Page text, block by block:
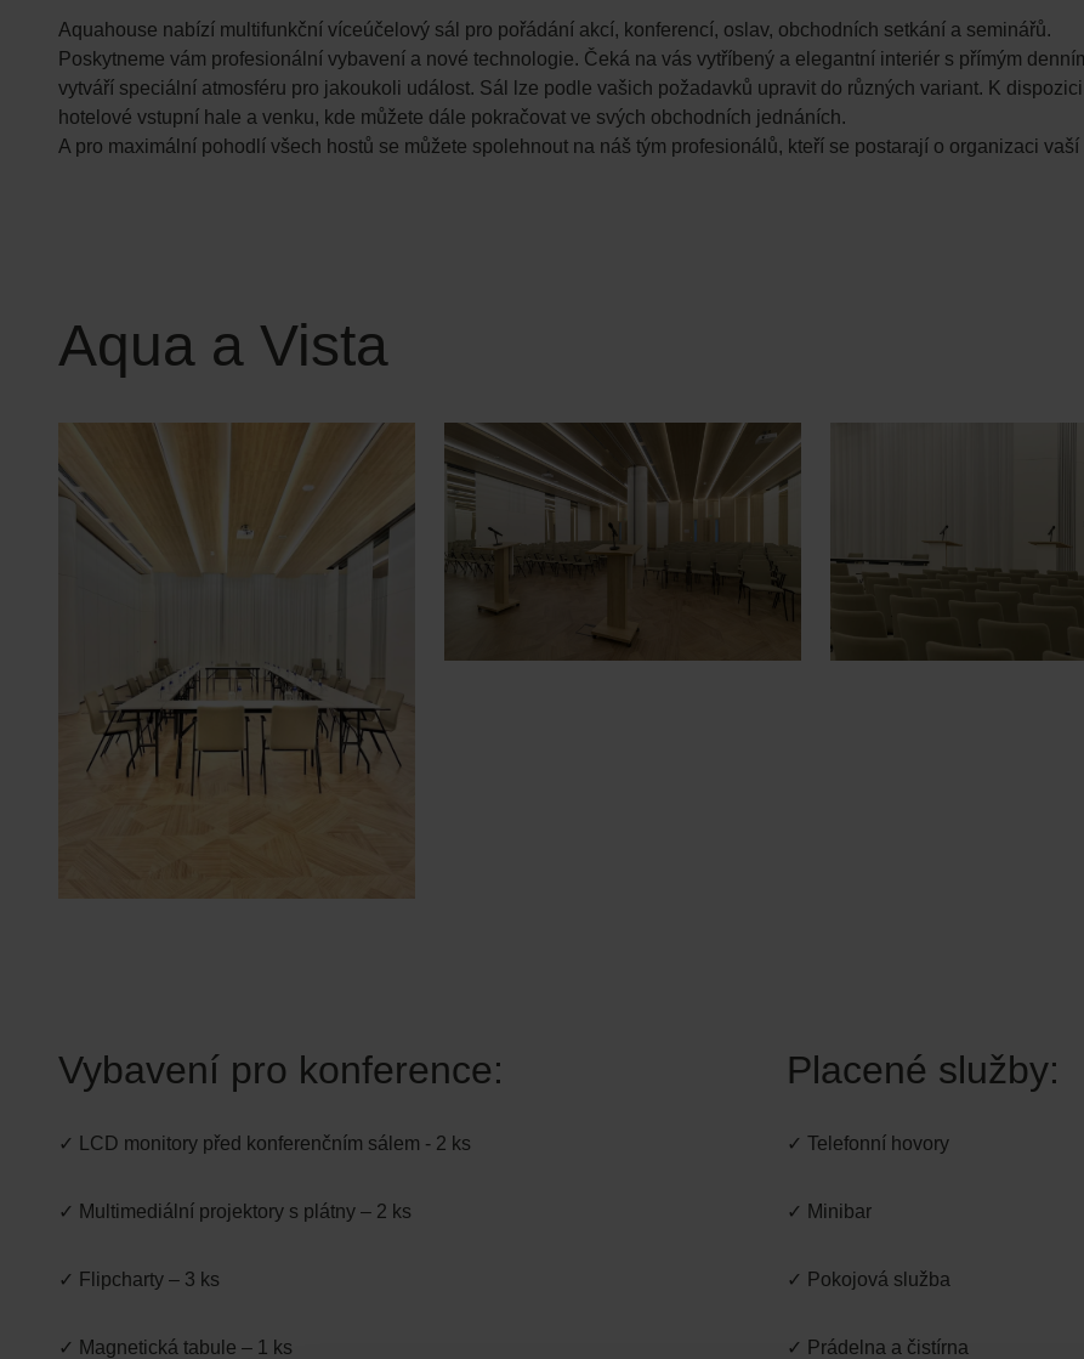
Aquahouse nabízí multifunkční víceúčelový sál pro pořádání akcí, konferencí, oslav, obchodních setkání a seminářů.
Poskytneme vám profesionální vybavení a nové technologie. Čeká na vás vytříbený a elegantní interiér s přímým
vytváří speciální atmosféru pro jakoukoli událost. Sál lze podle vašich požadavků upravit do různých variant. K
hotelové vstupní hale a venku, kde můžete dále pokračovat ve svých obchodních jednáních.
A pro maximální pohodlí všech hostů se můžete spolehnout na náš tým profesionálů, kteří se postarají o organizaci
Aqua a Vista
Vybavení pro konference:
✓ LCD monitory před konferenčním sálem - 2 ks
✓ Multimediální projektory s plátny – 2 ks
✓ Flipcharty – 3 ks
✓ Magnetická tabule – 1 ks
Placené služby:
✓ Telefonní hovory
✓ Minibar
✓ Pokojová služba
✓ Prádelna a čistírna